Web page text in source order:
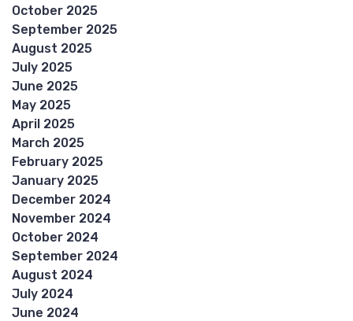
October 2025
September 2025
August 2025
July 2025
June 2025
May 2025
April 2025
March 2025
February 2025
January 2025
December 2024
November 2024
October 2024
September 2024
August 2024
July 2024
June 2024